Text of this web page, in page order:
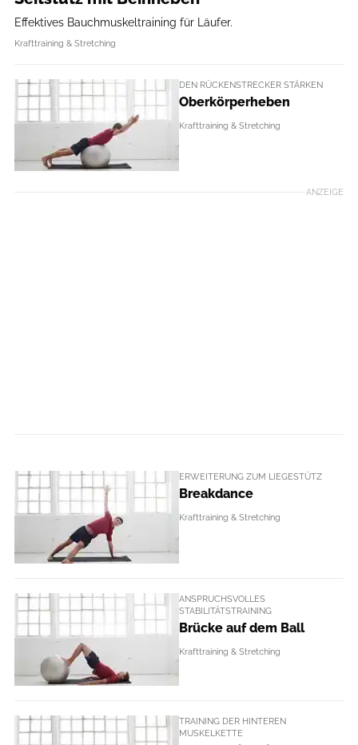
Effektives Bauchmuskeltraining für Läufer.
Krafttraining & Stretching
DEN RÜCKENSTRECKER STÄRKEN
Oberkörperheben
Krafttraining & Stretching
ANZEIGE
ERWEITERUNG ZUM LIEGESTÜTZ
Breakdance
Krafttraining & Stretching
ANSPRUCHSVOLLES
STABILITÄTSTRAINING
Brücke auf dem Ball
Krafttraining & Stretching
TRAINING DER HINTEREN
MUSKELKETTE